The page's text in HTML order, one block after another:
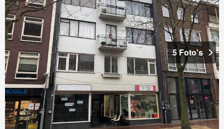
5 Foto's